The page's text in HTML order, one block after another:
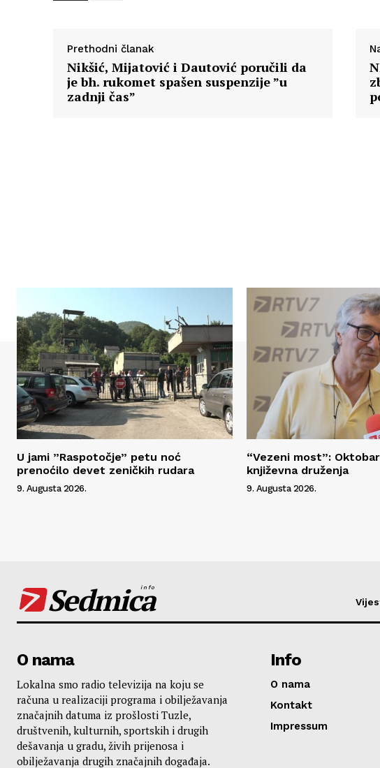
Prethodni članak
Nikšić, Mijatović i Dautović poručili da
je bh. rukomet spašen suspenzije ”u
zadnji čas”
U jami ”Raspotočje” petu noć
prenoćilo devet zeničkih rudara
9. Augusta 2026.
“Vezeni most”:
književna druženja
9. Augusta 2026.
Sedmica
info
O nama
Lokalna smo radio televizija na koju se
računa u realizaciji programa i obilježavanja
značajnih datuma iz prošlosti Tuzle,
društvenih, kulturnih, sportskih i drugih
dešavanja u gradu, živih prijenosa i
obilježavanja drugih značajnih događaja.
Info
O nama
Kontakt
Impressum